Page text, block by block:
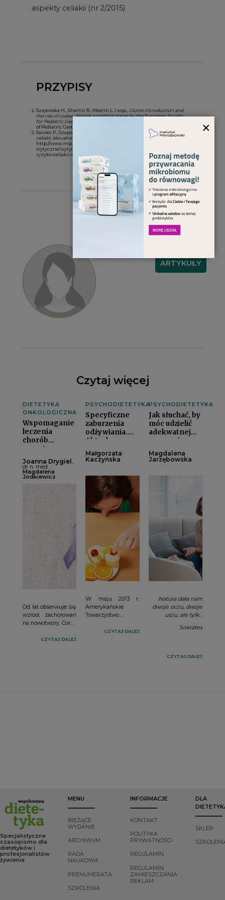
aspekty celiakii (nr 2/2015)
PRZYPISY
Szajewska H., Shamir R., Mearin L. i wsp., Gluten introduction and
the risk of coeliac disease: a position paper by the European Society
for Pediatric Gastroenterology, Hepatology and Nutrition
of Pediatric Gastroenterology and Nutrition", 2016, 62: 507–513.
Sawiec P., Szajewska H.,
Wprowadzenie glutenu do diety a ryzyko
celiakii. Aktualne (2016) stanowisko ESPGHAN
http://www.mp.pl/pediatria/artykuly-
wytyczne/wytyczne/142966,wprowadzanie-glutenu-do-diety-a-
ryzyko-celiakii-stanowisko-espghn.
ARTYKUŁY
Czytaj więcej
DIETETYKA
ONKOLOGICZNA
Wspomaganie
leczenia
chorób
nowotworowych
dietąi
Joanna Drygiel ,
dr n. med.
Magdalena
Jodkiewicz
Od lat obserwuje się
wzrost zachorowań
na nowotwory. Coraz
przywiązuje się do
CZYTAJ DALEJ
PSYCHODIETETYKA
Specyficzne
zaburzenia
odżywiania.
Aktualne
kryteria
diagnostyczne
Małgorzata
Kaczyńska
W maju 2013 r.
Amerykańskie
Towarzystwo
wydało piątą edycję
CZYTAJ DALEJ
PSYCHODIETETYKA
Jak słuchać, by
móc udzielić
adekwatnej
pomocyi
Magdalena
Jarzębowska
Natura dała nam
dwoje oczu, dwoje
uszu, ale tylko
abyśmy więcej
Sokrates
CZYTAJ DALEJ
Specjalistyczne
czasopismo dla
dietetyków i
profesjonalistów
żywienia
MENU
BIEŻĄCE
WYDANIE
ARCHIWUM
RADA
NAUKOWA
PRENUMERATA
SZKOLENIA
INFORMACJE
KONTAKT
POLITYKA
PRYWATNOŚCI
REGULAMIN
REGULAMIN
ZAMIESZCZANIA
REKLAM
DLA
SKLEP
×